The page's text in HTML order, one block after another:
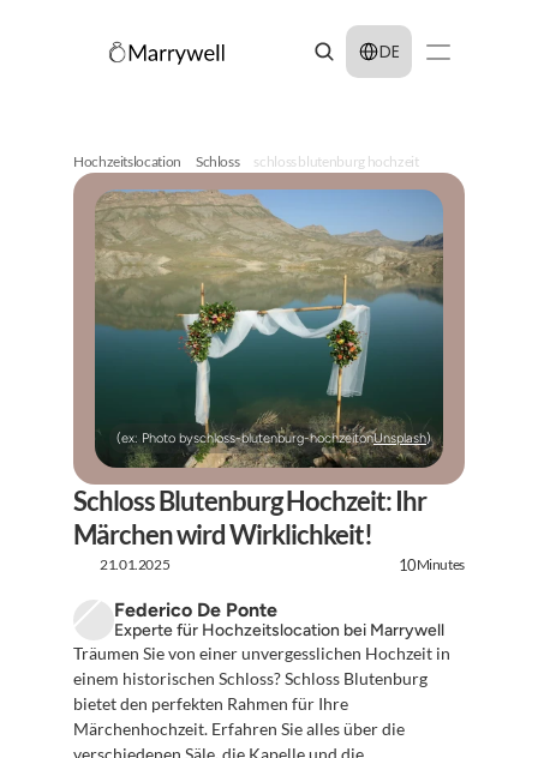
Select Language
DE
Hochzeitslocation Schloss schloss blutenburg hochzeit
(ex: Photo byschloss-blutenburg-hochzeitonUnsplash)
Schloss Blutenburg Hochzeit: Ihr
Märchen wird Wirklichkeit!
21.01.2025 10Minutes
Federico De Ponte
Experte für Hochzeitslocation bei Marrywell
Träumen Sie von einer unvergesslichen Hochzeit in
einem historischen Schloss? Schloss Blutenburg
bietet den perfekten Rahmen für Ihre
Märchenhochzeit. Erfahren Sie alles über die
verschiedenen Säle, die Kapelle und die